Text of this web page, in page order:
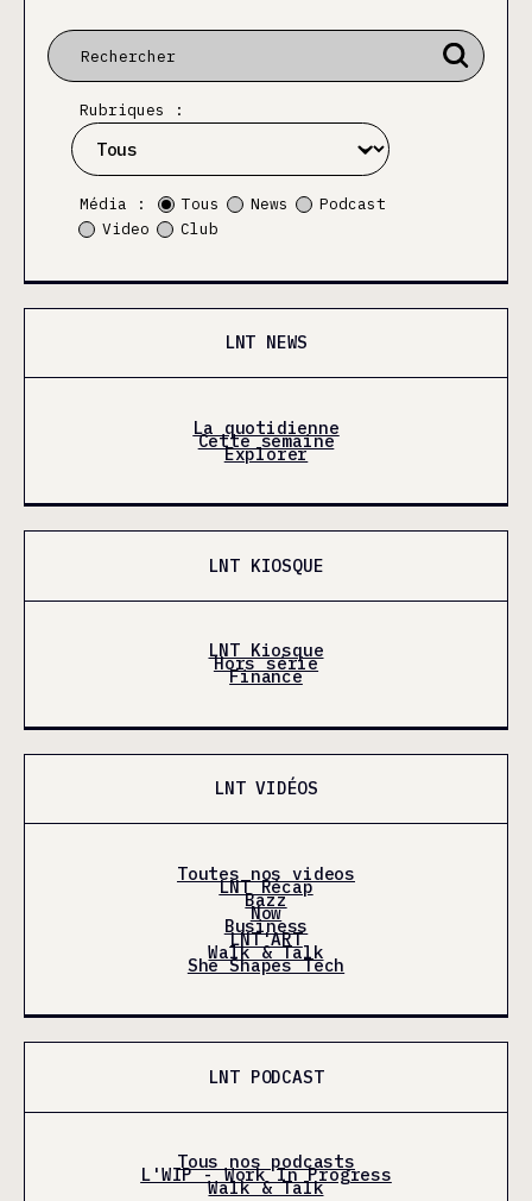
Rubriques :
Média : Tous News
Podcast
Video
Club
LNT NEWS
La quotidienne
Cette semaine
Explorer
LNT KIOSQUE
LNT Kiosque
Hors série
Finance
LNT VIDÉOS
Toutes nos videos
LNT Récap
Bazz
Now
Business
LNT'ART
Walk & Talk
She Shapes Tech
LNT PODCAST
Tous nos podcasts
L'WIP - Work In Progress
Walk & Talk